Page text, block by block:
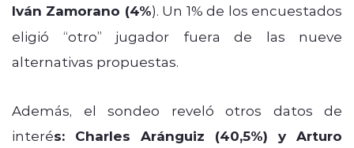
Iván Zamorano (4%). Un 1% de los encuestados
eligió “otro” jugador fuera de las nueve
alternativas propuestas.
Además, el sondeo reveló otros datos de
interés: Charles Aránguiz (40,5%) y Arturo